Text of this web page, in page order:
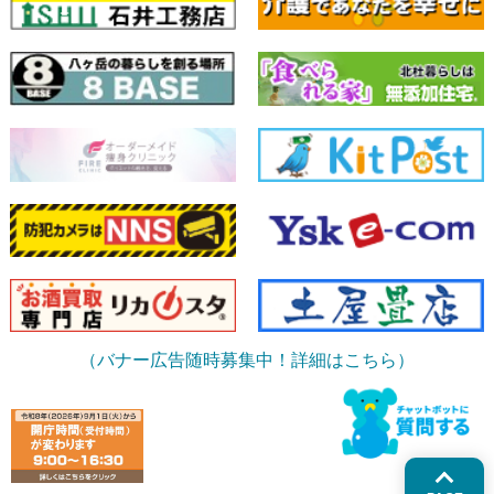
（バナー広告随時募集中！詳細はこちら）